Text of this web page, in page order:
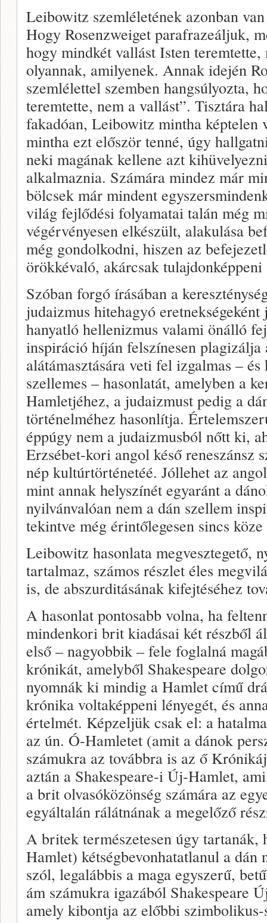
Leibowitz szemléletének azonban
Hogy Rosenzweiget parafrazeáljuk,
hogy mindkét vallást Isten teremtette,
olyannak, amilyenek. Annak idején
szemlélettel szemben hangsúlyozta,
teremtette, nem a vallást”. Tisztára
fakadóan, Leibowitz mintha képtelen
mintha ezt először tenné, úgy
neki magának kellene azt
alkalmaznia. Számára mindez már
bölcsek már mindent
világ fejlődési folyamatai talán még
végérvényesen elkészült, alakulása
még gondolkodni, hiszen az
örökkévaló, akárcsak
Szóban forgó írásában a
judaizmus hitehagyó
hanyatló hellenizmus valami önálló
inspiráció híján felszínesen plagizálja
alátámasztására veti fel izgalmas –
szellemes – hasonlatát, amelyben a
Hamletjéhez, a judaizmust pedig a
történelméhez hasonlítja.
éppúgy nem a judaizmusból nőtt ki,
Erzsébet-kori angol késő reneszánsz
nép kultúrtörténetéé. Jóllehet az
mint annak helyszínét egyaránt a
nyilvánvalóan nem a dán szellem
tekintve még érintőlegesen sincs
Leibowitz hasonlata megvesztegető,
tartalmaz, számos részlet éles
is, de abszurditásának kifejtéséhez
A hasonlat pontosabb volna, ha
mindenkori brit kiadásai két részből
első – nagyobbik – fele foglalná
krónikát, amelyből Shakespeare
nyomnák ki mindig a Hamlet című
krónika voltaképpeni lényegét, és
értelmét. Képzeljük csak el: a
az ún. Ó-Hamletet (amit a dánok
számukra az továbbra is az ő
aztán a Shakespeare-i Új-Hamlet,
a brit olvasóközönség számára az
egyáltalán rálátnának a megelőző
A britek természetesen úgy
Hamlet) kétségbevonhatatlanul a dán
szól, legalábbis a maga egyszerű,
ám számukra igazából Shakespeare
amely kibontja az előbbi